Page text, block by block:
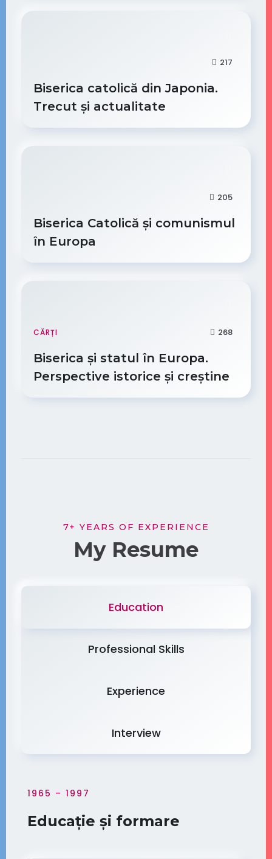
217
Biserica catolică din Japonia.
Trecut și actualitate
205
Biserica Catolică și comunismul
în Europa
CĂRȚI 268
Biserica și statul în Europa.
Perspective istorice și creștine
7+ YEARS OF EXPERIENCE
My Resume
Education
Professional Skills
Experience
Interview
1965 – 1997
Educație și formare